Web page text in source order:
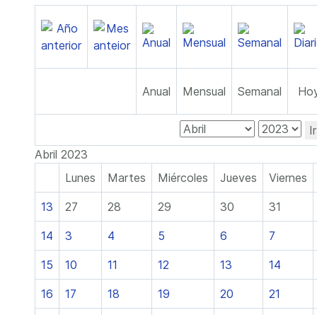
Anual Mensual Semanal
Abril 2023
Lunes
Martes Miércoles Jueves Viernes
13 27 28 29 30 31
14 3 4 5 6 7
15 10 11 12 13 14
16 17 18 19 20 21